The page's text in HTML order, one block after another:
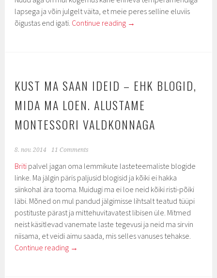
lapsega ja võin julgelt väita, et meie peres selline eluviis
õigustas end igati. Continue reading →
KUST MA SAAN IDEID – EHK BLOGID,
MIDA MA LOEN. ALUSTAME
MONTESSORI VALDKONNAGA
8. nov. 2014 11 Comments
Briti palvel jagan oma lemmikute lasteteemaliste blogide
linke. Ma jälgin päris paljusid blogisid ja kõiki ei hakka
siinkohal ära tooma. Muidugi ma ei loe neid kõiki risti-põiki
läbi. Mõned on mul pandud jälgimisse lihtsalt teatud tüüpi
postituste pärast ja mittehuvitavatest libisen üle. Mitmed
neist käsitlevad vanemate laste tegevusi ja neid ma sirvin
niisama, et veidi aimu saada, mis selles vanuses tehakse.
Continue reading →